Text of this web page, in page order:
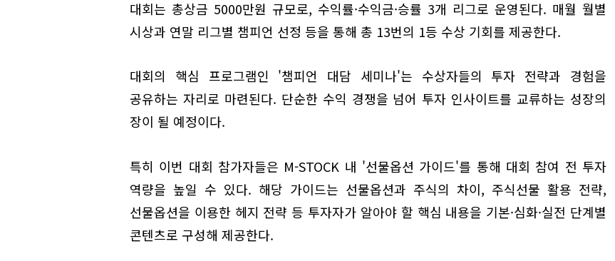
대회는 총상금 5000만원 규모로, 수익률·수익금·승률 3개 리그로 운영된다. 매월 월별
시상과 연말 리그별 챔피언 선정 등을 통해 총 13번의 1등 수상 기회를 제공한다.
대회의 핵심 프로그램인 '챔피언 대담 세미나'는 수상자들의 투자 전략과 경험을
공유하는 자리로 마련된다. 단순한 수익 경쟁을 넘어 투자 인사이트를 교류하는 성장의
장이 될 예정이다.
특히 이번 대회 참가자들은 M-STOCK 내 '선물옵션 가이드'를 통해 대회 참여 전 투자
역량을 높일 수 있다. 해당 가이드는 선물옵션과 주식의 차이, 주식선물 활용 전략,
선물옵션을 이용한 헤지 전략 등 투자자가 알아야 할 핵심 내용을 기본·심화·실전 단계별
콘텐츠로 구성해 제공한다.